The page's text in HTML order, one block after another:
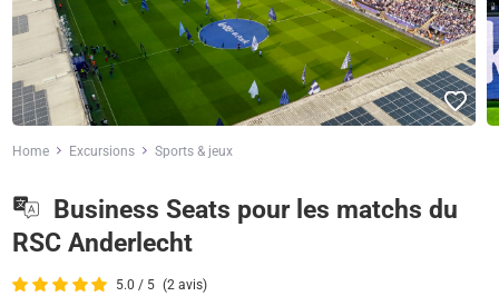
Home Excursions Sports & jeux
Business Seats pour les matchs du
RSC Anderlecht
5.0 / 5 (2 avis)